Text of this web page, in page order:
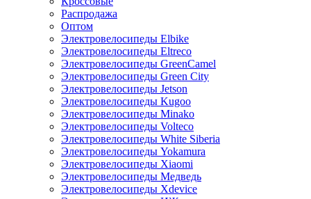
Распродажа
Оптом
Электровелосипеды Elbike
Электровелосипеды Eltreco
Электровелосипеды GreenCamel
Электровелосипеды Green City
Электровелосипеды Jetson
Электровелосипеды Kugoo
Электровелосипеды Minako
Электровелосипеды Volteco
Электровелосипеды White Siberia
Электровелосипеды Yokamura
Электровелосипеды Xiaomi
Электровелосипеды Медведь
Электровелосипеды Xdevice